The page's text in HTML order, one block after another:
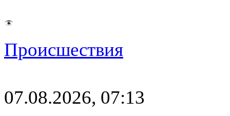
Происшествия
07.08.2026, 07:13